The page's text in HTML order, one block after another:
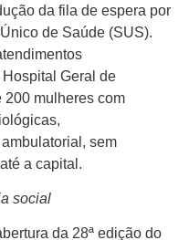
da fila de espera por
de Saúde (SUS).
Geral de
200 mulheres com
sem
a capital.
social
da 28ª edição do